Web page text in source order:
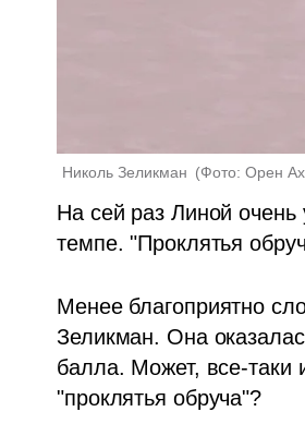
Николь Зеликман (Фото: Орен
На сей раз Линой
темпе. "Проклятья
Менее благоприятно
Зеликман. Она
балла. Может, все-таки
"проклятья обруча"?